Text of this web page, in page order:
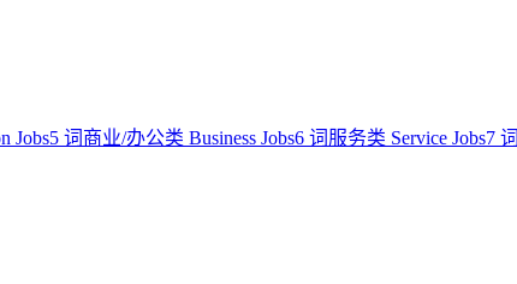
Jobs5 词 商业/办公类 Business Jobs6 词 服务类 Service Jobs7 词